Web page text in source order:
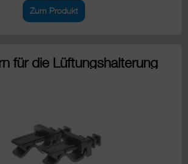
Zum Produkt
für die Lüftungshalterung